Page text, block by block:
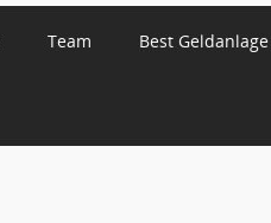
Team Best Geldanlage